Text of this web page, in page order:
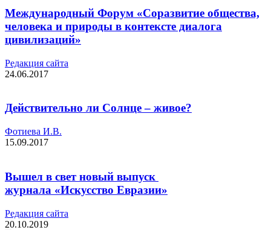
Международный Форум «Соразвитие общества,
человека и природы в контексте диалога
цивилизаций»
Редакция cайта
24.06.2017
Действительно ли Солнце – живое?
Фотиева И.В.
15.09.2017
Вышел в свет новый выпуск
журнала «Искусство Евразии»
Редакция cайта
20.10.2019